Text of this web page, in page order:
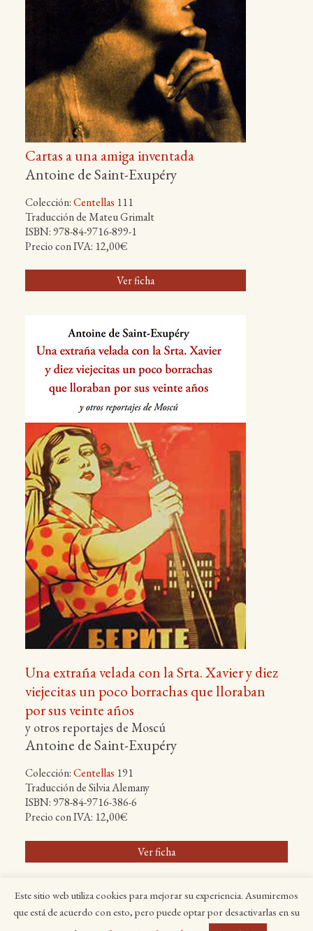
Cartas a una amiga inventada
Antoine de Saint-Exupéry
Colección:Centellas 111
Traducción de Mateu Grimalt
ISBN: 978-84-9716-899-1
Precio con IVA: 12,00€
Ver ficha
Una extraña velada con la Srta. Xavier y diez
viejecitas un poco borrachas que lloraban
por sus veinte años
y otros reportajes de Moscú
Antoine de Saint-Exupéry
Colección:Centellas 191
Traducción de Silvia Alemany
ISBN: 978-84-9716-386-6
Precio con IVA: 12,00€
Ver ficha
Inicio Títulos Autores Colecciones
La editorial
Distribuidores
Avisos legales Contacto
Este sitio web utiliza cookies para mejorar su experiencia. Asumiremos
que está de acuerdo con esto, pero puede optar por desactivarlas en su